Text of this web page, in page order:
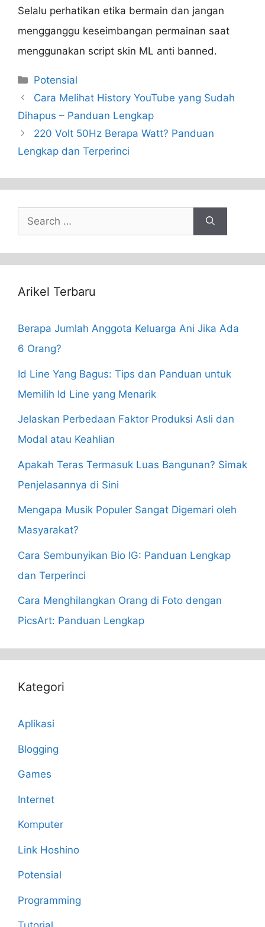
Selalu perhatikan etika bermain dan jangan
mengganggu keseimbangan permainan saat
menggunakan script skin ML anti banned.
Categories
Potensial
Cara Melihat History YouTube yang Sudah
Dihapus – Panduan Lengkap
220 Volt 50Hz Berapa Watt? Panduan
Lengkap dan Terperinci
Search
for:
Arikel Terbaru
Berapa Jumlah Anggota Keluarga Ani Jika Ada
6 Orang?
Id Line Yang Bagus: Tips dan Panduan untuk
Memilih Id Line yang Menarik
Jelaskan Perbedaan Faktor Produksi Asli dan
Modal atau Keahlian
Apakah Teras Termasuk Luas Bangunan? Simak
Penjelasannya di Sini
Mengapa Musik Populer Sangat Digemari oleh
Masyarakat?
Cara Sembunyikan Bio IG: Panduan Lengkap
dan Terperinci
Cara Menghilangkan Orang di Foto dengan
PicsArt: Panduan Lengkap
Kategori
Aplikasi
Blogging
Games
Internet
Komputer
Link Hoshino
Potensial
Programming